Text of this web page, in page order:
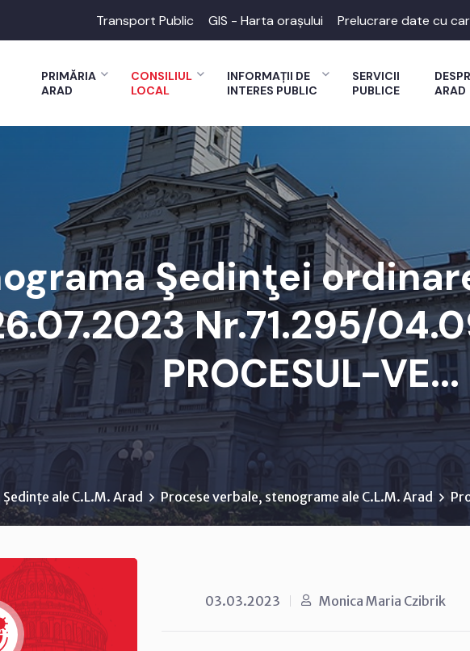
Transport Public GIS - Harta orașului Prelucrare date cu
PRIMĂRIA
ARAD
CONSILIUL
LOCAL
INFORMAȚII DE
INTERES PUBLIC
SERVICII
PUBLICE
ARAD
Şedinţei
Nr.71.295/
PROCESUL-VE...
Ședințe ale C.L.M. Arad Procese verbale, stenograme ale C.L.M. Arad
03.03.2023 Monica Maria Czibrik